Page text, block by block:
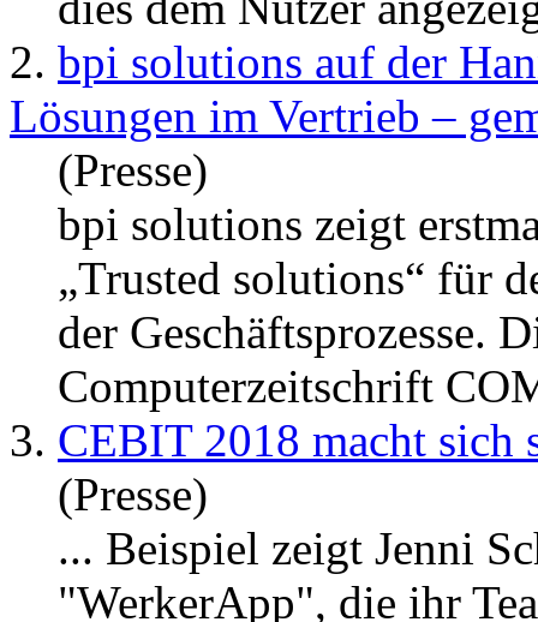
2. bpi solutions auf der
Lösungen im Vertrieb –
(Presse)
bpi solutions zeigt
„Trusted solutions“ für
der Geschäftsprozesse.
Computerzeitschrift
3. CEBIT 2018 macht sich
(Presse)
... Beispiel zeigt Jenni
"WerkerApp", die ihr